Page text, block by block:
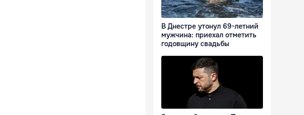
В Днестре утонул 69-летний
мужчина: приехал отметить
годовщину свадьбы